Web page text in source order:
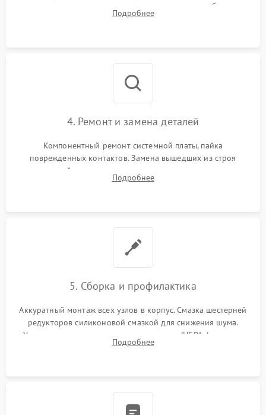
тестирование приводных моторов колес и турбины
всасывания. Оценка состояния оптических и инфракрасных
Подробнее
4. Ремонт и замена деталей
Компонентный ремонт системной платы, пайка
поврежденных контактов. Замена вышедших из строя
двигателей, изношенного аккумулятора, неисправного
лидара или помпы подачи воды. Восстановление шлейфов и
Подробнее
5. Сборка и профилактика
Аккуратный монтаж всех узлов в корпус. Смазка шестерней
редукторов силиконовой смазкой для снижения шума.
Установка новых расходных материалов (HEPA-фильтров,
микрофибры, щеток). Надежная фиксация разъемов и
Подробнее